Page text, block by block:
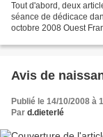
Tout d'abord, deux
séance de dédicace
octobre 2008 Ouest
Avis de
Publié le 14/10/2008 à
Par d.dieterlé